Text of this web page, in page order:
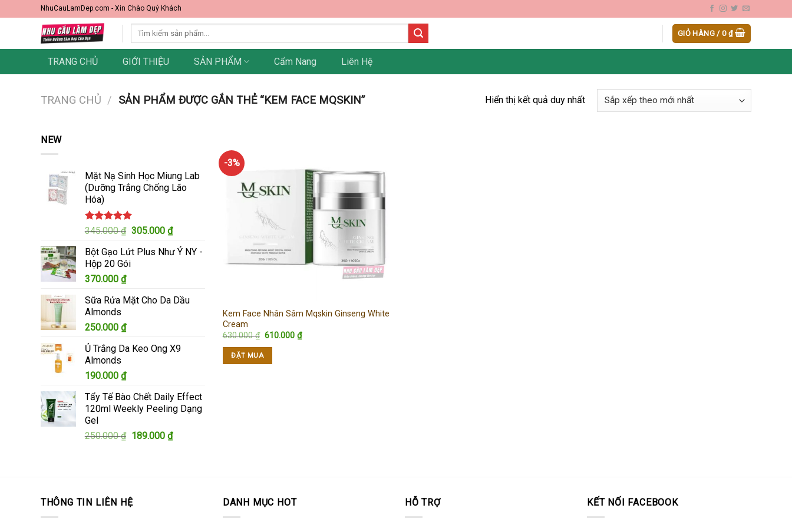
to
NhuCauLamDep.com - Xin Chào Quý Khách
Tìm
kiếm:
GIỎ HÀNG /0 ₫
TRANG CHỦ GIỚI THIỆU SẢN PHẨM Cẩm Nang Liên Hệ
TRANG CHỦ / SẢN PHẨM ĐƯỢC GẮN THẺ “KEM FACE MQSKIN” Hiển thị kết quả duy nhất
NEW
Mặt Nạ Sinh Học Miung Lab
(Dưỡng Trắng Chống Lão
Hóa)
Được xếp
5.00
5 sao
345.000₫ Giá
là:
345.000 ₫.
305.000 ₫Giá
tại
Bột Gạo Lứt Plus Như Ý NY -
Hộp 20 Gói
370.000 ₫
Sữa Rửa Mặt Cho Da Dầu
Almonds
250.000 ₫
Ủ Trắng Da Keo Ong X9
Almonds
190.000 ₫
Tẩy Tế Bào Chết Daily Effect
120ml Weekly Peeling Dạng
Gel
250.000₫ Giá
189.000 ₫Giá
-3%
Kem Face Nhân Sâm Mqskin Ginseng White
Cream
630.000₫ Giá
630.000 ₫.
610.000 ₫Giá
ĐẶT MUA
THÔNG TIN LIÊN HỆ DANH MỤC HOT HỖ TRỢ KẾT NỐI FACEBOOK